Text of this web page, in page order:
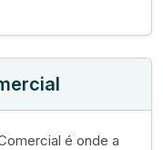
é onde a